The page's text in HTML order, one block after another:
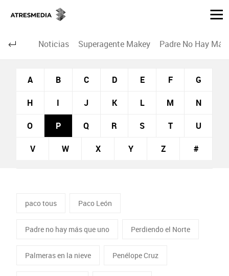
Noticias Superagente Makey Padre No Hay
A B C D E F G
H I J K L M N
O P Q R S T U
V W X Y Z #
paco tous Paco León
Padre no hay más que uno Perdiendo el Norte
Palmeras en la nieve Penélope Cruz